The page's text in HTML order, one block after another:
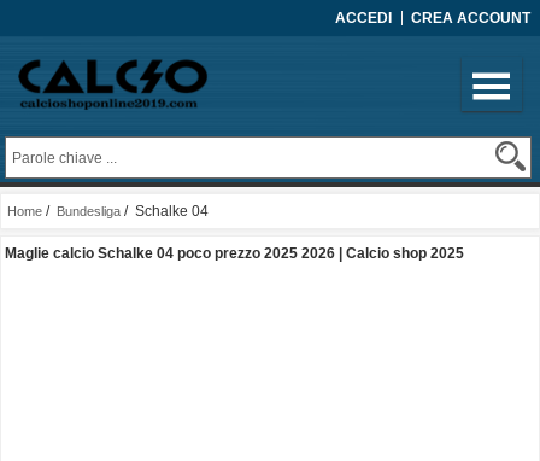
ACCEDI CREA ACCOUNT
Home / Bundesliga / Schalke 04
Maglie calcio Schalke 04 poco prezzo 2025 2026 | Calcio shop 2025